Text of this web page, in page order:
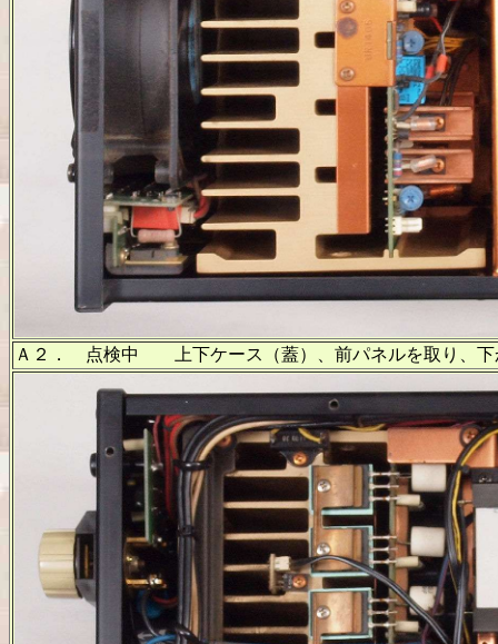
Ａ２． 点検中 上下ケース（蓋）、前パネルを取り、下